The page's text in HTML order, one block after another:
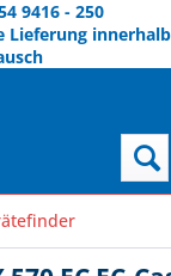
9416 - 250
Lieferung